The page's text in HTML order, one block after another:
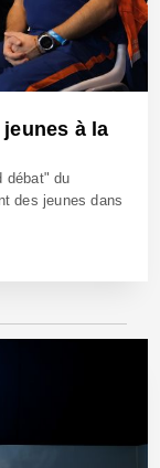
à la
débat" du
des jeunes dans